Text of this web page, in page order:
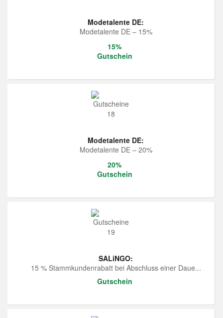
Modetalente DE:
Modetalente DE – 15%
15%
Gutschein
Modetalente DE:
Modetalente DE – 20%
20%
Gutschein
SALiNGO:
15 % Stammkundenrabatt bei Abschluss einer Daue...
Gutschein